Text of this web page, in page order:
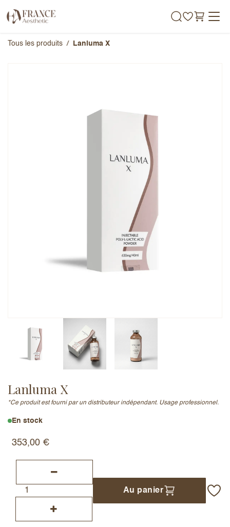
Tous les produits Lanluma X
Lanluma X
*Ce produit est fourni par un distributeur indépendant. Usage professionnel.
En stock
353,00 €
Au panier
Adresse e-mail (ne sera pas publiée)
Ajouter un avis
J’accepte les